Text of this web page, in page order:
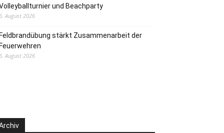
und Beachparty
6. August 2026
Feldbrandübung stärkt Zusammenarbeit der
Feuerwehren
6. August 2026